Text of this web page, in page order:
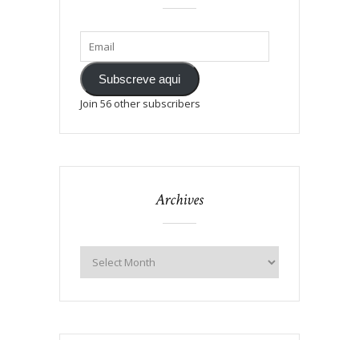
Subscreve aqui
Join 56 other subscribers
Archives